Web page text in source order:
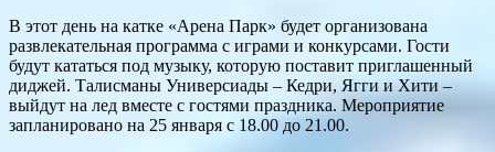
В этот день на катке «Арена Парк» будет организована
развлекательная программа с играми и конкурсами. Гости
будут кататься под музыку, которую поставит приглашенный
диджей. Талисманы Универсиады – Кедри, Ягги и Хити –
выйдут на лед вместе с гостями праздника. Мероприятие
запланировано на 25 января с 18.00 до 21.00.